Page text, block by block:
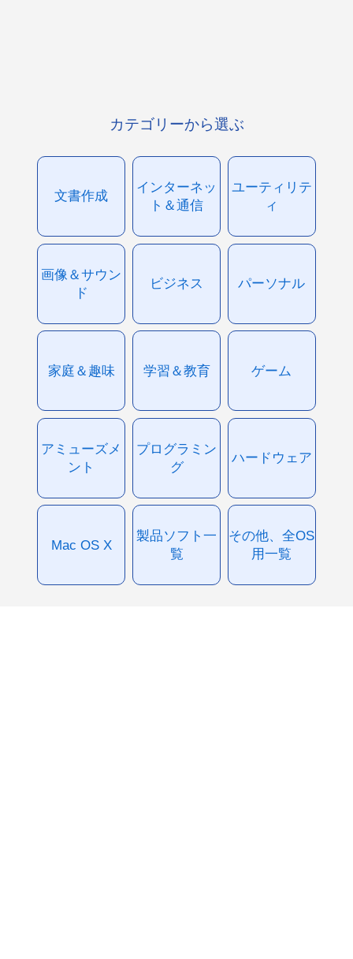
カテゴリーから選ぶ
文書作成
インターネッ
ト＆通信
ユーティリテ
ィ
画像＆サウン
ド
ビジネス パーソナル
家庭＆趣味 学習＆教育 ゲーム
アミューズメ
ント
プログラミン
グ
ハードウェア
Mac OS X
製品ソフト一
覧
その他、全OS
用一覧